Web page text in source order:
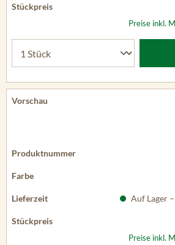
Preise inkl.
Auf Lager
Preise inkl.